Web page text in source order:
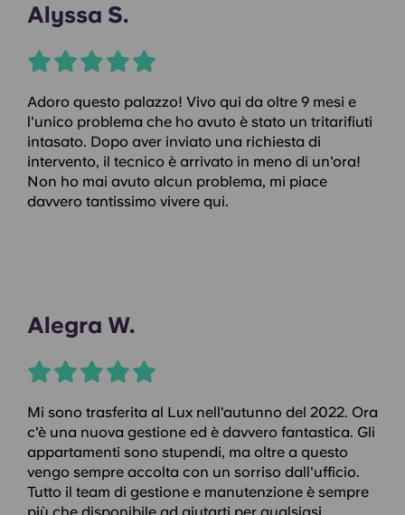
Alyssa S.
Adoro questo palazzo! Vivo qui da oltre 9 mesi e
l'unico problema che ho avuto è stato un tritarifiuti
intasato. Dopo aver inviato una richiesta di
intervento, il tecnico è arrivato in meno di un'ora!
Non ho mai avuto alcun problema, mi piace
davvero tantissimo vivere qui.
Alegra W.
Mi sono trasferita al Lux nell'autunno del 2022. Ora
c'è una nuova gestione ed è davvero fantastica. Gli
appartamenti sono stupendi, ma oltre a questo
vengo sempre accolta con un sorriso dall'ufficio.
Tutto il team di gestione e manutenzione è sempre